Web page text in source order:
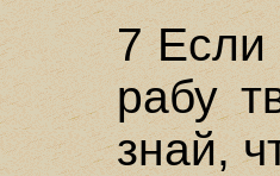
7 Если
рабу
знай,